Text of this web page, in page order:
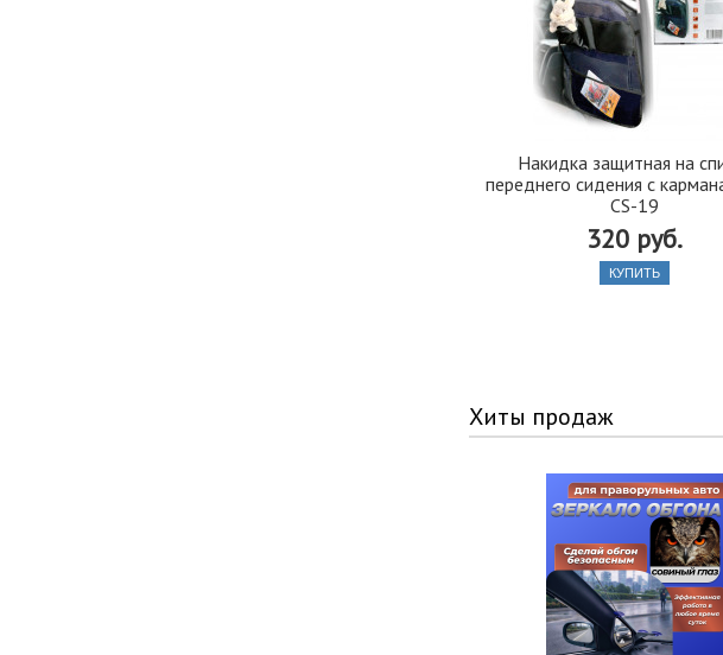
Накидка защитная на
переднего сидения с
CS-19
320 руб.
КУПИТЬ
Хиты продаж